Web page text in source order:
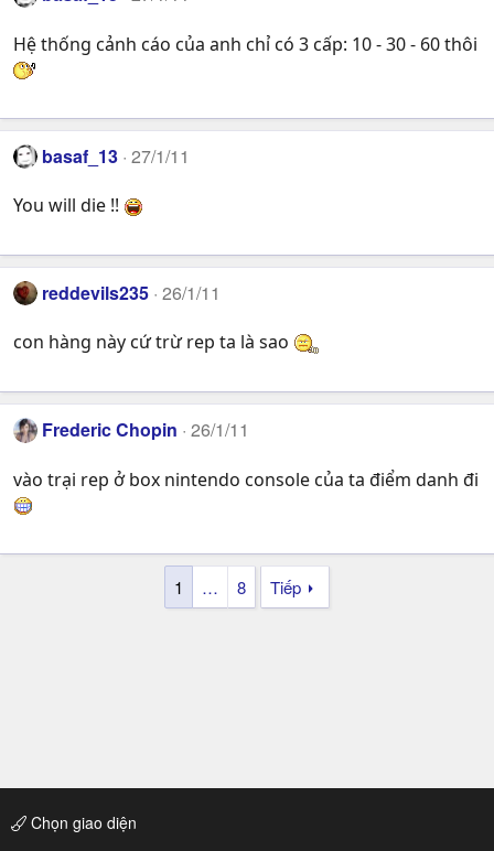
Hệ thống cảnh cáo của anh chỉ có 3 cấp: 10 - 30 - 60 thôi
basaf_13 27/1/11
You will die !!
reddevils235 26/1/11
con hàng này cứ trừ rep ta là sao
Frederic Chopin 26/1/11
vào trại rep ở box nintendo console của ta điểm danh đi
1 … 8 Tiếp
Chọn giao diện